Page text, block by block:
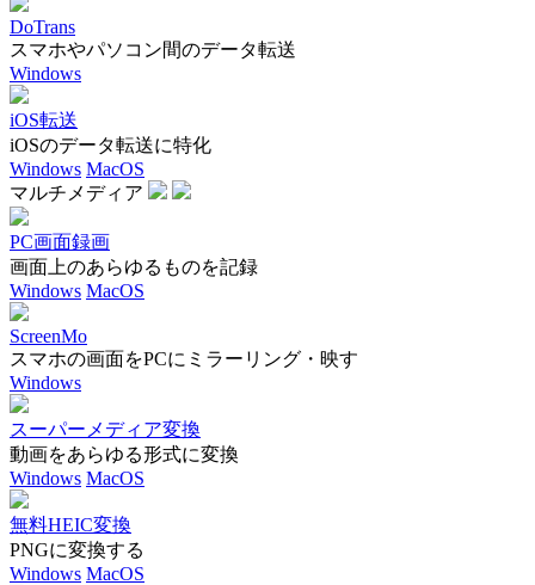
DoTrans
スマホやパソコン間のデータ転送
Windows
iOS転送
iOSのデータ転送に特化
Windows MacOS
マルチメディア
PC画面録画
画面上のあらゆるものを記録
Windows MacOS
ScreenMo
スマホの画面をPCにミラーリング・映す
Windows
スーパーメディア変換
動画をあらゆる形式に変換
Windows MacOS
無料HEIC変換
PNGに変換する
Windows MacOS